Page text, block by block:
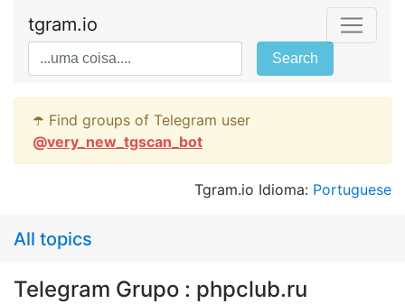
tgram.io
Search
☂️ Find groups of Telegram user
@very_new_tgscan_bot
Tgram.io Idioma: Portuguese
All topics
Telegram Grupo : phpclub.ru